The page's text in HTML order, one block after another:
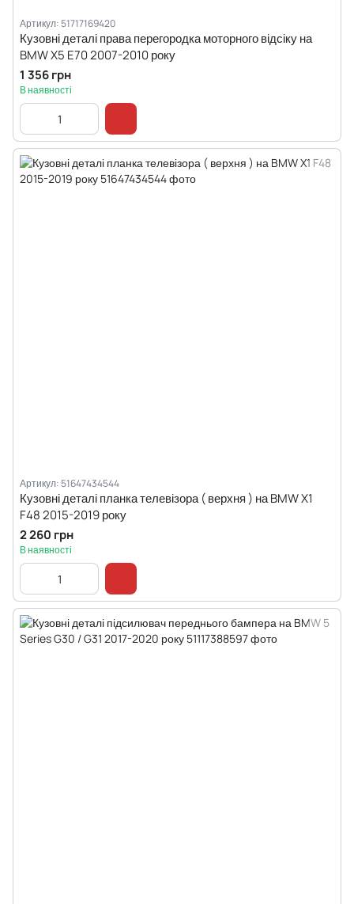
Артикул: 51717169420
Кузовні деталі права перегородка моторного відсіку на
BMW X5 E70 2007-2010 року
1 356 грн
В наявності
Артикул: 51647434544
Кузовні деталі планка телевізора ( верхня ) на BMW X1
F48 2015-2019 року
2 260 грн
В наявності